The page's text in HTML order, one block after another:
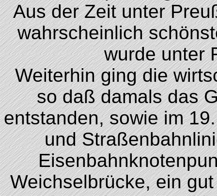
Aus der Zeit unter
wahrscheinlich
wurde unter
Weiterhin ging die
so daß damals das
entstanden, sowie im
und
Weichselbrücke, ein